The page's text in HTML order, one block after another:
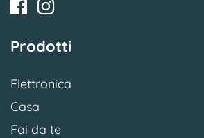
Prodotti
Elettronica
Casa
Fai da te